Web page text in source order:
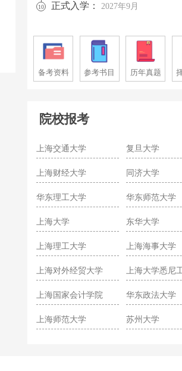
10 正式入学： 2027年9月
备考资料 参考书目 历年真题
院校报考
上海交通大学 复旦大学
上海财经大学 同济大学
华东理工大学 华东师范大学
上海大学 东华大学
上海理工大学 上海海事大学
上海对外经贸大学
上海大学悉尼
上海国家会计学院 华东政法大学
上海师范大学 苏州大学